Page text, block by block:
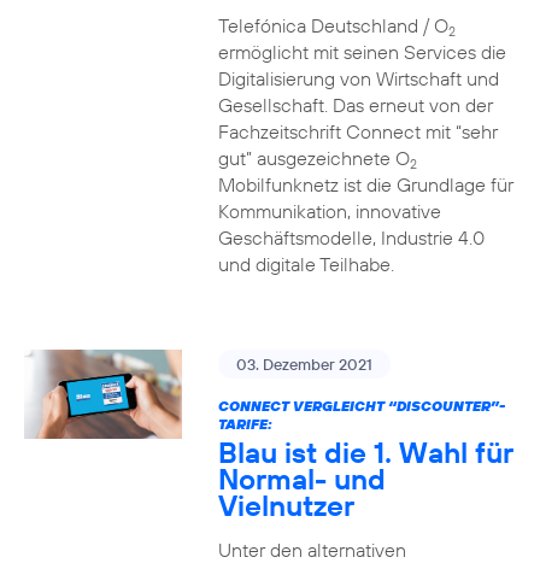
Telefónica Deutschland / O2
ermöglicht mit seinen Services die
Digitalisierung von Wirtschaft und
Gesellschaft. Das erneut von der
Fachzeitschrift Connect mit “sehr
gut” ausgezeichnete O2
Mobilfunknetz ist die Grundlage für
Kommunikation, innovative
Geschäftsmodelle, Industrie 4.0
und digitale Teilhabe.
03. Dezember 2021
CONNECT VERGLEICHT “DISCOUNTER”-
TARIFE:
Blau ist die 1. Wahl für
Normal- und
Vielnutzer
Unter den alternativen